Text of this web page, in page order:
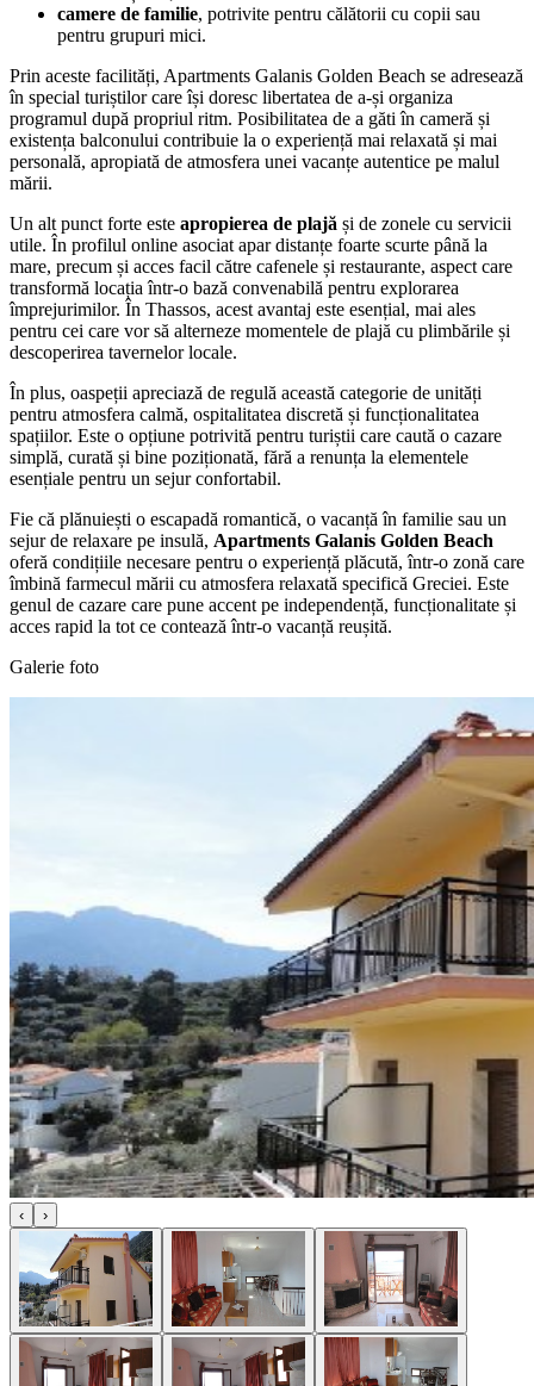
camere de familie, potrivite pentru călătorii cu copii sau
pentru grupuri mici.
Prin aceste facilități, Apartments Galanis Golden Beach se adresează
în special turiștilor care își doresc libertatea de a-și organiza
programul după propriul ritm. Posibilitatea de a găti în cameră și
existența balconului contribuie la o experiență mai relaxată și mai
personală, apropiată de atmosfera unei vacanțe autentice pe malul
mării.
Un alt punct forte este apropierea de plajă și de zonele cu servicii
utile. În profilul online asociat apar distanțe foarte scurte până la
mare, precum și acces facil către cafenele și restaurante, aspect care
transformă locația într-o bază convenabilă pentru explorarea
împrejurimilor. În Thassos, acest avantaj este esențial, mai ales
pentru cei care vor să alterneze momentele de plajă cu plimbările și
descoperirea tavernelor locale.
În plus, oaspeții apreciază de regulă această categorie de unități
pentru atmosfera calmă, ospitalitatea discretă și funcționalitatea
spațiilor. Este o opțiune potrivită pentru turiștii care caută o cazare
simplă, curată și bine poziționată, fără a renunța la elementele
esențiale pentru un sejur confortabil.
Fie că plănuiești o escapadă romantică, o vacanță în familie sau un
sejur de relaxare pe insulă, Apartments Galanis Golden Beach
oferă condițiile necesare pentru o experiență plăcută, într-o zonă care
îmbină farmecul mării cu atmosfera relaxată specifică Greciei. Este
genul de cazare care pune accent pe independență, funcționalitate și
acces rapid la tot ce contează într-o vacanță reușită.
Galerie foto
‹ ›